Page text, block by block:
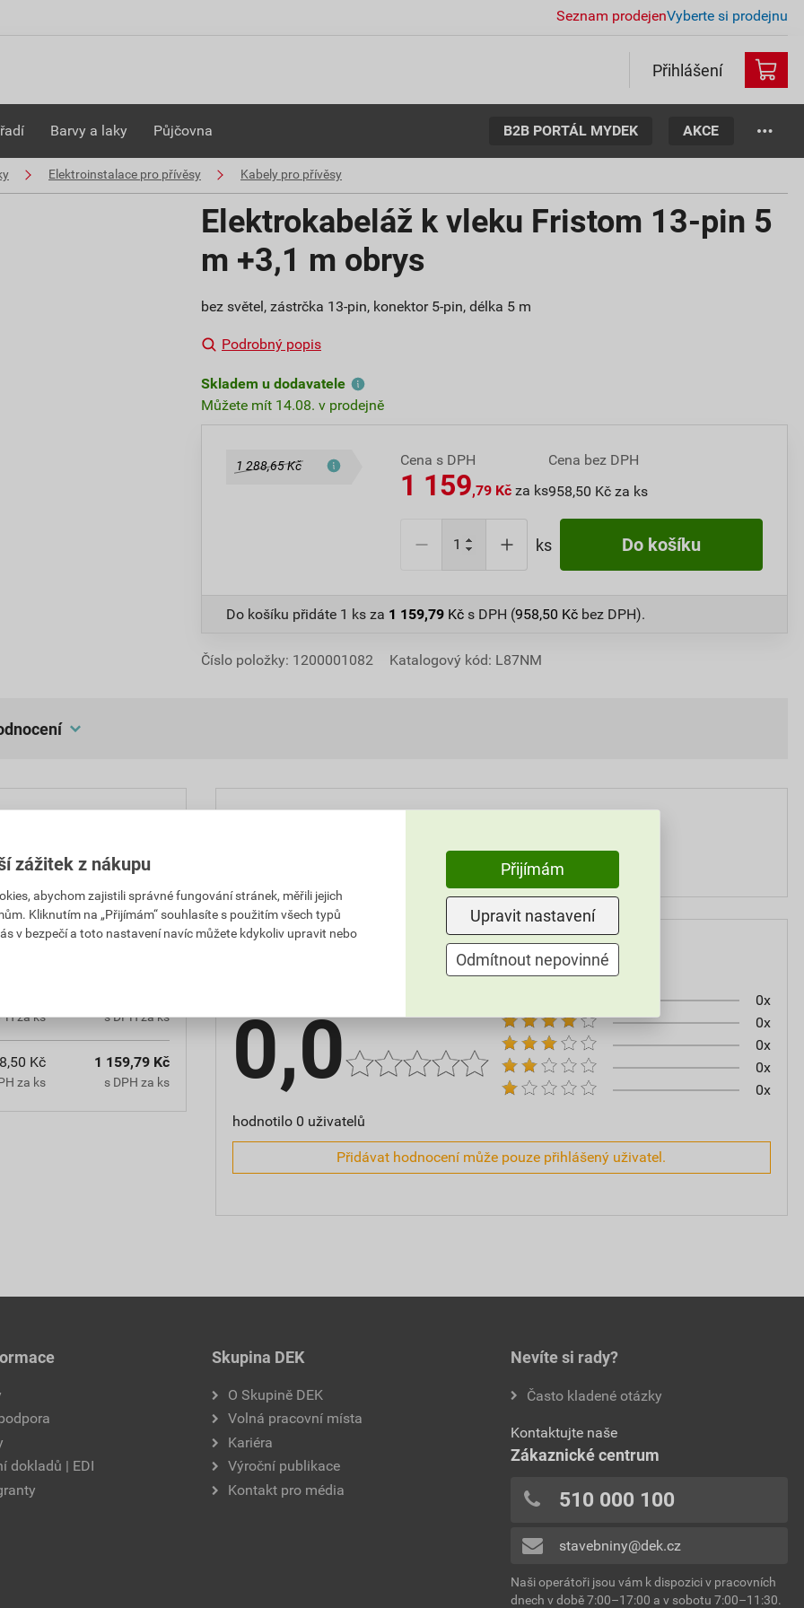
Seznam prodejenVyberte si prodejnu
Přihlášení
Barvy a laky Půjčovna B2B PORTÁL MYDEK AKCE
Elektroinstalace pro přívěsy Kabely pro přívěsy
Elektrokabeláž k vleku Fristom 13-pin 5
m +3,1 m obrys
bez světel, zástrčka 13-pin, konektor 5-pin, délka 5 m
Podrobný popis
Skladem u dodavatele
Můžete mít 14.08. v prodejně
1 288,65 Kč Cena s DPH
1 159,79 Kč za ks
Cena bez DPH
958,50 Kč za ks
ks Do košíku
Do košíku přidáte 1 ks za 1 159,79 Kč s DPH (958,50 Kč bez DPH).
Číslo položky: 1200001082 Katalogový kód: L87NM
za ks s DPH za ks
Kč
za ks
1 159,79 Kč
s DPH za ks
Parametry
5 m
Hodnocení
0,0
hodnotilo 0 uživatelů
0x
0x
0x
0x
0x
Přidávat hodnocení může pouze přihlášený uživatel.
dokladů | EDI
Skupina DEK
O Skupině DEK
Volná pracovní místa
Kariéra
Výroční publikace
Kontakt pro média
Nevíte si rady?
Často kladené otázky
Kontaktujte naše
Zákaznické centrum
510 000 100
stavebniny@dek.cz
Naši operátoři jsou vám k dispozici v pracovních
dnech v době 7:00–17:00 a v sobotu 7:00–11:30.
zážitek z nákupu
abychom zajistili správné fungování stránek, měřili jejich
Kliknutím na „Přijímám“ souhlasíte s použitím všech typů
v bezpečí a toto nastavení navíc můžete kdykoliv upravit nebo
Přijímám
Upravit nastavení
Odmítnout nepovinné